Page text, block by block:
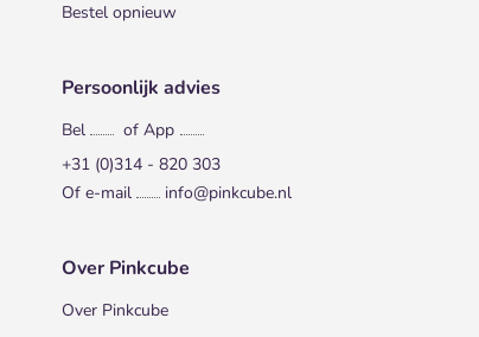
Bestel opnieuw
Persoonlijk advies
Bel
of App
+31 (0)314 - 820 303
Of e-mail
info@pinkcube.nl
Over Pinkcube
Over Pinkcube